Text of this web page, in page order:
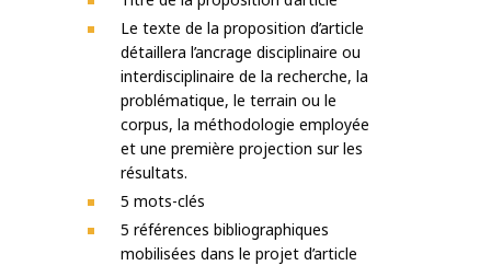
Le texte de la proposition d’article
détaillera l’ancrage disciplinaire ou
interdisciplinaire de la recherche, la
problématique, le terrain ou le
corpus, la méthodologie employée
et une première projection sur les
résultats.
5 mots-clés
5 références bibliographiques
mobilisées dans le projet d’article